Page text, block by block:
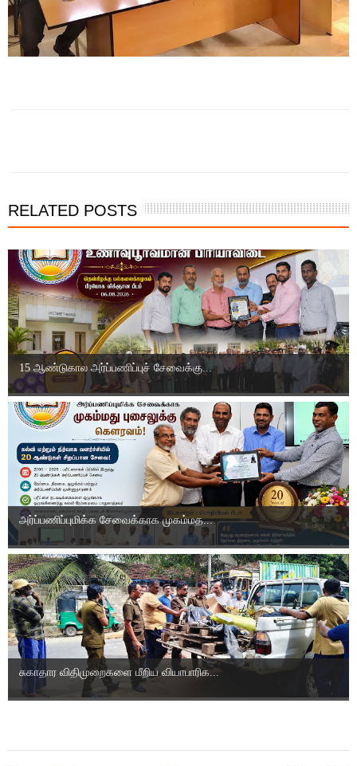
RELATED POSTS
15 ஆண்டுகால அர்ப்பணிப்புச் சேவைக்கு...
அர்ப்பணிப்புமிக்க சேவைக்காக முகம்மத...
சுகாதார விதிமுறைகளை மீறிய வியாபாரிக...